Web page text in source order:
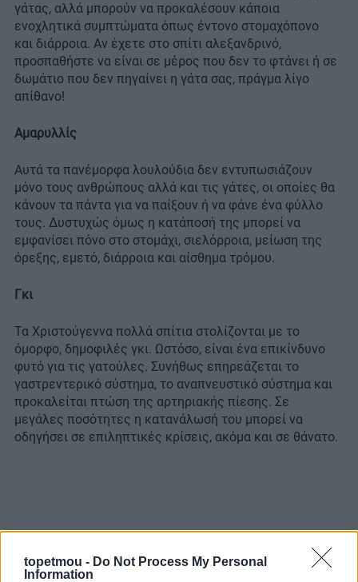
topetmou - Do Not Process My Personal
Information
γάτας, αλλά μπορούν να προκαλέσουν κάποια
ενοχλητικά συμπτώματα όπως έντονο στομαχόπονο
και διάρροια. Αν έχετε στο σπίτι αλεξανδρινό,
προσπαθήστε να είναι σε μέρος που δεν το φτάνει ή σε
δωμάτιο που δεν πηγαίνει η γάτα σας, πράγμα λίγο
απίθανο!
Αμαρυλλίς
Αυτά τα πανέμορφα λουλούδια δεν εντυπωσιάζουν
μόνο τους ανθρώπους αλλά και τις γάτες, οι οποίες θα
κάνουν τα πάντα για να παίξουν ή να φάνε ένα φύλλο
τους. Δυστυχώς όμως η κατάποσή της μπορεί να
εμφανίσει πόνο στο στομάχι, σιελόρροια, μείωση της
όρεξης, εμετό, διάρροια και αίσθημα τρόμου.
Γκι
Τα Χριστούγεννα πολλά σπίτια στολίζονται με το
όμορφο, δημοφιλές γκι. Ωστόσο, είναι ένα επικίνδυνο
φυτό για τις γατούλες. Συνήθως επηρεάζεται το
γαστρεντερικό σύστημα, το αναπνευστικό σύστημα και
προκαλείται πτώση της αρτηριακής πίεσης. Σε
μεγάλες ποσότητες η κατανάλωσή του μπορεί να
οδηγήσει σε επιληπτικές κρίσεις, ακόμα και σε θάνατο.